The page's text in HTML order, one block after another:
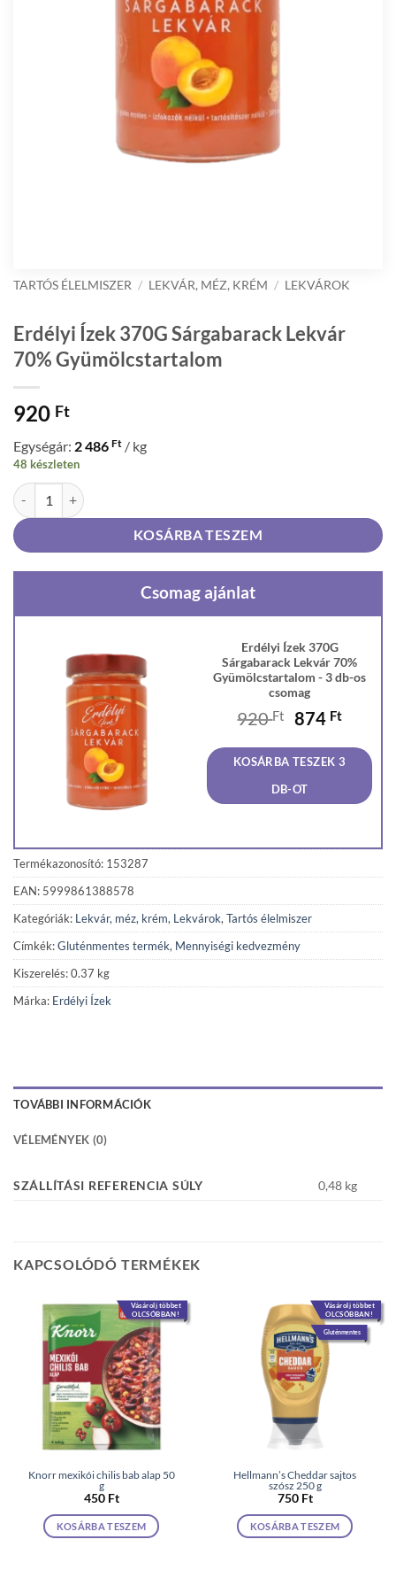
TARTÓS ÉLELMISZER / LEKVÁR, MÉZ, KRÉM / LEKVÁROK
Erdélyi Ízek 370G Sárgabarack Lekvár
70% Gyümölcstartalom
920 Ft
Egységár: 2 486 Ft / kg
48 készleten
Erdélyi Ízek 370G Sárgabarack Lekvár 70% Gyümölcstartalom
KOSÁRBA TESZEM
Csomag ajánlat
Erdélyi Ízek 370G
Sárgabarack Lekvár 70%
Gyümölcstartalom - 3 db-os
csomag
920Ft
Original
was:
920 Ft.
874 Ft
is:
874
KOSÁRBA TESZEK 3
DB-OT
Termékazonosító: 153287
EAN: 5999861388578
Kategóriák: Lekvár, méz, krém, Lekvárok, Tartós élelmiszer
Címkék:Gluténmentes termék, Mennyiségi kedvezmény
Kiszerelés: 0.37 kg
Márka: Erdélyi Ízek
TOVÁBBI INFORMÁCIÓK
VÉLEMÉNYEK (0)
SZÁLLÍTÁSI REFERENCIA SÚLY 0,48 kg
KAPCSOLÓDÓ TERMÉKEK
Vásárolj többet
OLCSÓBBAN!
Knorr mexikói chilis bab alap 50
g
450 Ft
KOSÁRBA TESZEM
Vásárolj többet
OLCSÓBBAN!
Gluténmentes
Hellmann’s Cheddar sajtos
szósz 250 g
750 Ft
KOSÁRBA TESZEM